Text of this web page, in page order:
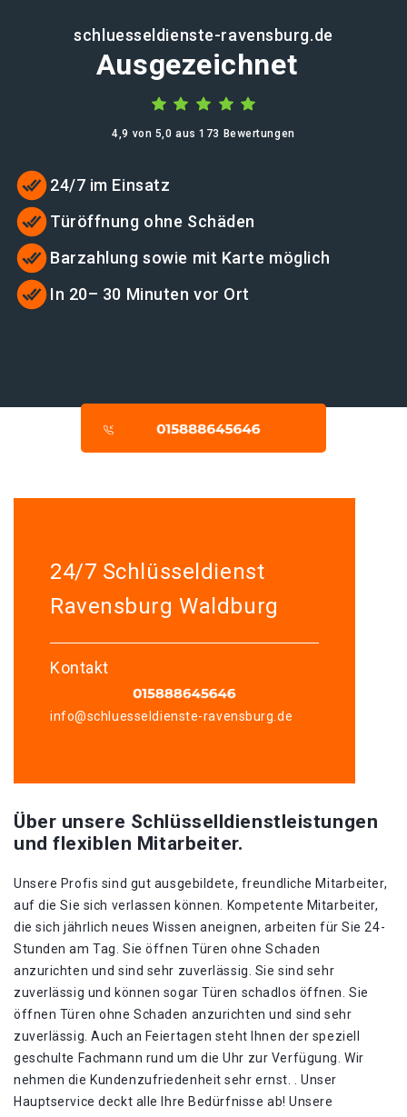
schluesseldienste-ravensburg.de
Ausgezeichnet
4,9 von 5,0 aus 173 Bewertungen
24/7 im Einsatz
Türöffnung ohne Schäden
Barzahlung sowie mit Karte möglich
In 20– 30 Minuten vor Ort
24/7 Schlüsseldienst
Ravensburg Waldburg
Kontakt
info@schluesseldienste-ravensburg.de
Über unsere Schlüsselldienstleistungen
und flexiblen Mitarbeiter.
Unsere Profis sind gut ausgebildete, freundliche Mitarbeiter,
auf die Sie sich verlassen können. Kompetente Mitarbeiter,
die sich jährlich neues Wissen aneignen, arbeiten für Sie 24-
Stunden am Tag. Sie öffnen Türen ohne Schaden
anzurichten und sind sehr zuverlässig. Sie sind sehr
zuverlässig und können sogar Türen schadlos öffnen. Sie
öffnen Türen ohne Schaden anzurichten und sind sehr
zuverlässig. Auch an Feiertagen steht Ihnen der speziell
geschulte Fachmann rund um die Uhr zur Verfügung. Wir
nehmen die Kundenzufriedenheit sehr ernst. . Unser
Hauptservice deckt alle Ihre Bedürfnisse ab! Unsere